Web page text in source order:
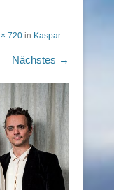
720 in Kaspar
Nächstes →